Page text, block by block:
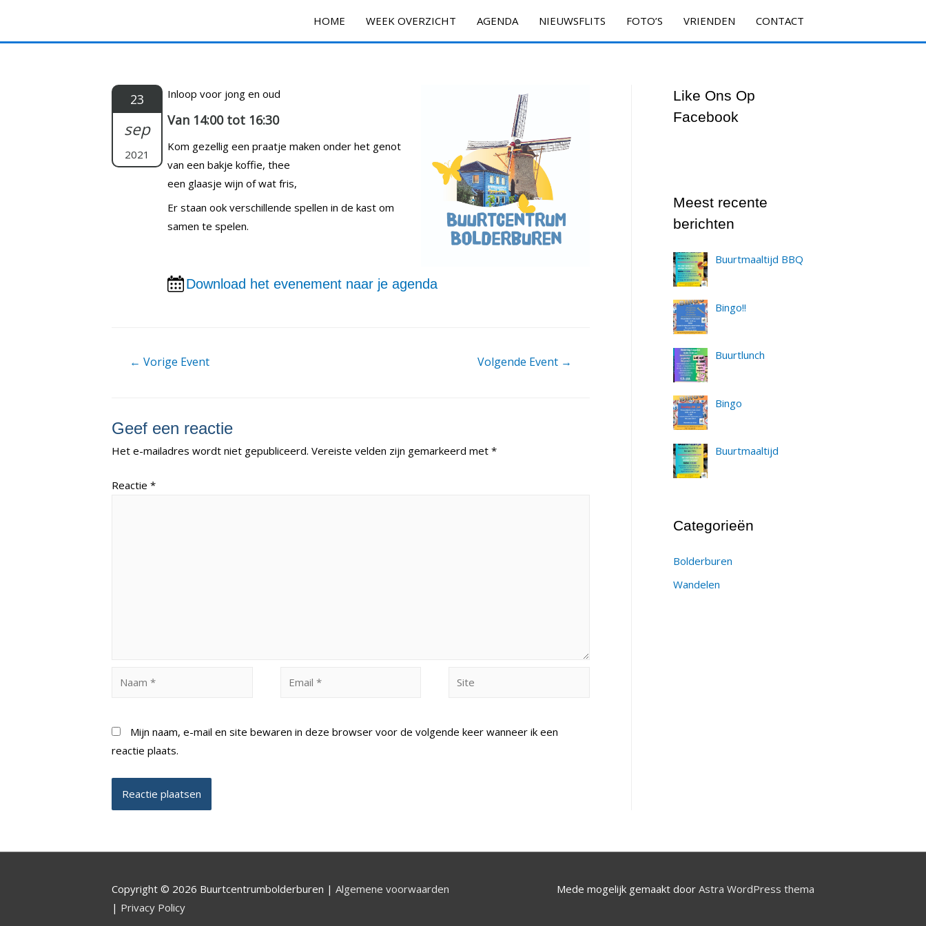
inhoud
HOME WEEK OVERZICHT AGENDA NIEUWSFLITS FOTO’S VRIENDEN CONTACT
23
sep
2021
Inloop voor jong en oud
Van 14:00 tot 16:30
Kom gezellig een praatje maken onder het genot
van een bakje koffie, thee
een glaasje wijn of wat fris,
Er staan ook verschillende spellen in de kast om
samen te spelen.
Download het evenement naar je agenda
Berichtnavigatie
← Vorige Event Volgende Event →
Geef een reactie
Het e-mailadres wordt niet gepubliceerd. Vereiste velden zijn gemarkeerd met *
Reactie *
Mijn naam, e-mail en site bewaren in deze browser voor de volgende keer wanneer ik een
reactie plaats.
Like Ons Op
Facebook
Meest recente
berichten
Buurtmaaltijd BBQ
Bingo!!
Buurtlunch
Bingo
Buurtmaaltijd
Categorieën
Bolderburen
Wandelen
Copyright © 2026 Buurtcentrumbolderburen | Algemene voorwaarden
| Privacy Policy
Mede mogelijk gemaakt door Astra WordPress thema